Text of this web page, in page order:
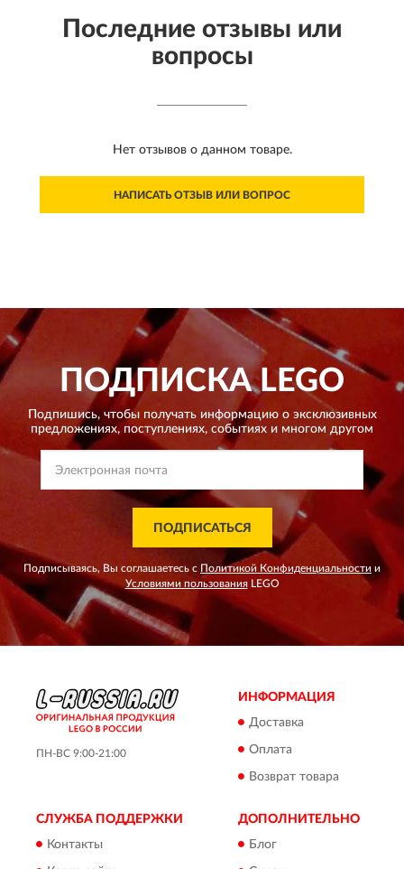
Последние отзывы или
вопросы
Нет отзывов о данном товаре.
НАПИСАТЬ ОТЗЫВ ИЛИ ВОПРОС
ПОДПИСКАLEGO
Подпишись, чтобы получать информацию о эксклюзивных
предложениях, поступлениях, событиях и многом другом
ПОДПИСАТЬСЯ
Подписываясь, Вы соглашаетесь с Политикой Конфиденциальности и
Условиями пользованияLEGO
ПН-ВС 9:00-21:00
ИНФОРМАЦИЯ
Доставка
Оплата
Возврат товара
СЛУЖБА ПОДДЕРЖКИ
Контакты
ДОПОЛНИТЕЛЬНО
Блог